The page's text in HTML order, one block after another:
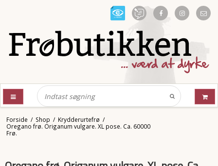
Forside / Shop / Krydderurtefrø /
Oregano frø. Origanum vulgare. XL pose. Ca. 60000
Frø.